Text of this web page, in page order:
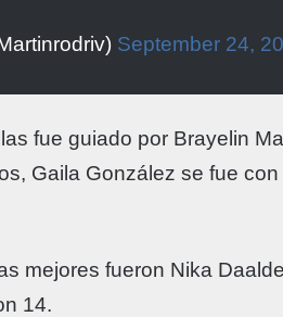
September 24,
fue guiado por Brayelin
Gaila González se fue
mejores fueron Nika
14.